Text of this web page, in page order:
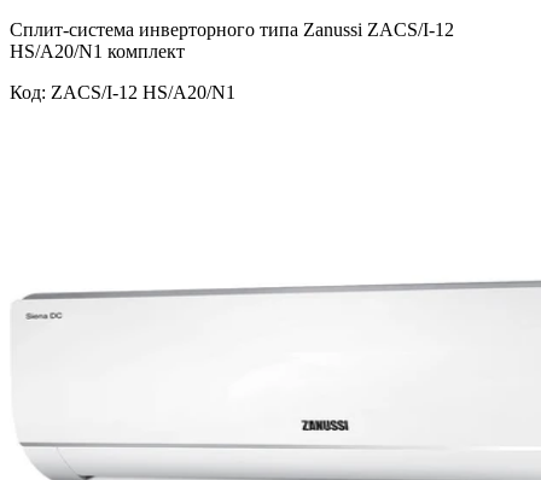
Сплит-система инверторного типа Zanussi ZACS/I-12
HS/A20/N1 комплект
Код: ZACS/I-12 HS/A20/N1